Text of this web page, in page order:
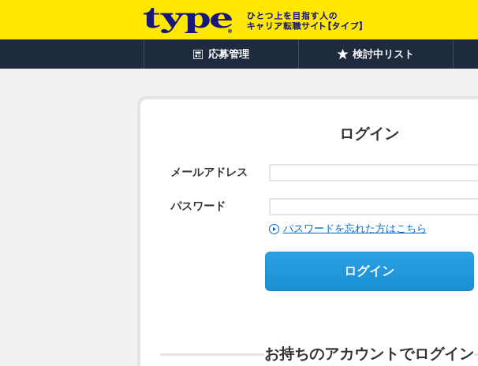
応募管理 検討中リスト
ログイン
メールアドレス
パスワード
パスワードを忘れた方はこちら
ログイン
お持ちのアカウントでログイン